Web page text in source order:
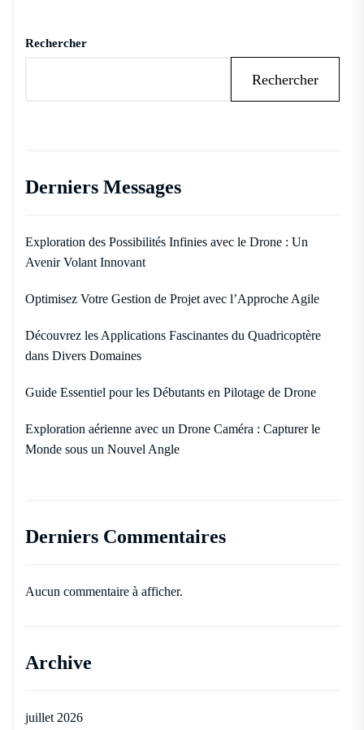
Rechercher
Rechercher
Derniers Messages
Exploration des Possibilités Infinies avec le Drone : Un
Avenir Volant Innovant
Optimisez Votre Gestion de Projet avec l’Approche Agile
Découvrez les Applications Fascinantes du Quadricoptère
dans Divers Domaines
Guide Essentiel pour les Débutants en Pilotage de Drone
Exploration aérienne avec un Drone Caméra : Capturer le
Monde sous un Nouvel Angle
Derniers Commentaires
Aucun commentaire à afficher.
Archive
juillet 2026